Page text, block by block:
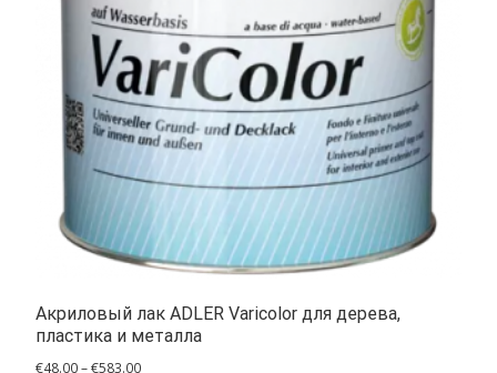
Акриловый лак ADLER Varicolor для дерева,
пластика и металла
€48.00–€583.00Диапазон